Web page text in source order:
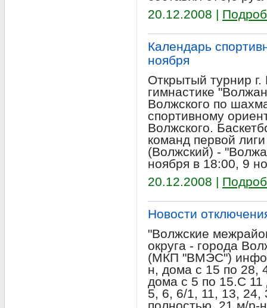
20.12.2008 |
Календарь
ноября
Открытый турнир
гимнастике
Волжского по
спортивному
Волжского.
команд первой
(Волжский) -
ноября в 18:00, 9
20.12.2008 |
Новости
"Волжские
округа - города
(МКП "ВМЭС")
н, дома с 15 по 28,
дома с 5 по 15.С
5, 6, 6/1, 11, 13, 24,